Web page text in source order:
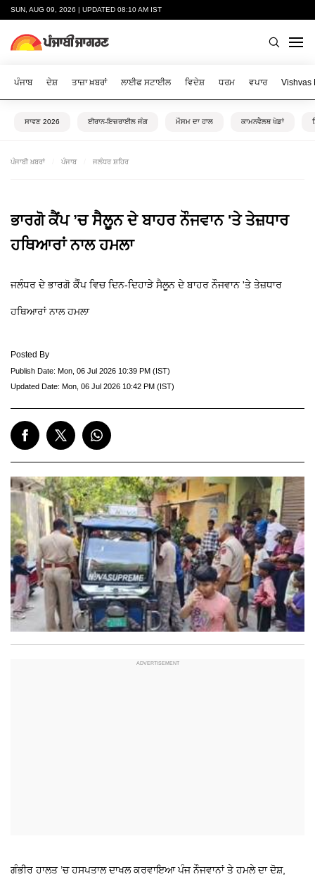
SUN, AUG 09, 2026 | UPDATED 08:10 AM IST
ਪੰਜਾਬ ਦੇਸ਼ ਤਾਜ਼ਾ ਖ਼ਬਰਾਂ ਲਾਈਫ ਸਟਾਈਲ ਵਿਦੇਸ਼ ਧਰਮ ਵਪਾਰ Vishvas
ਸਾਵਣ 2026 ਈਰਾਨ-ਇਜ਼ਰਾਈਲ ਜੰਗ ਮੌਸਮ ਦਾ ਹਾਲ ਕਾਮਨਵੈਲਥ ਖੇਡਾਂ
ਪੰਜਾਬੀ ਖ਼ਬਰਾਂ ਪੰਜਾਬ ਜਲੰਧਰ ਸ਼ਹਿਰ
ਭਾਰਗੋ ਕੈਂਪ ’ਚ ਸੈਲੂਨ ਦੇ ਬਾਹਰ ਨੌਜਵਾਨ 'ਤੇ ਤੇਜ਼ਧਾਰ
ਹਥਿਆਰਾਂ ਨਾਲ ਹਮਲਾ
ਜਲੰਧਰ ਦੇ ਭਾਰਗੋ ਕੈੰਪ ਵਿਚ ਦਿਨ-ਦਿਹਾੜੇ ਸੈਲੂਨ ਦੇ ਬਾਹਰ ਨੌਜਵਾਨ 'ਤੇ ਤੇਜ਼ਧਾਰ
ਹਥਿਆਰਾਂ ਨਾਲ ਹਮਲਾ
Posted By
Publish Date: Mon, 06 Jul 2026 10:39 PM (IST)
Updated Date: Mon, 06 Jul 2026 10:42 PM (IST)
ਗੰਭੀਰ ਹਾਲਤ ’ਚ ਹਸਪਤਾਲ ਦਾਖਲ ਕਰਵਾਇਆਪੰਜ ਨੌਜਵਾਨਾਂਤੇ ਹਮਲੇ ਦਾ ਦੋਸ਼,